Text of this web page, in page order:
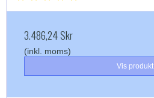
3.486,24 Skr
(inkl. moms)
Vis produkt